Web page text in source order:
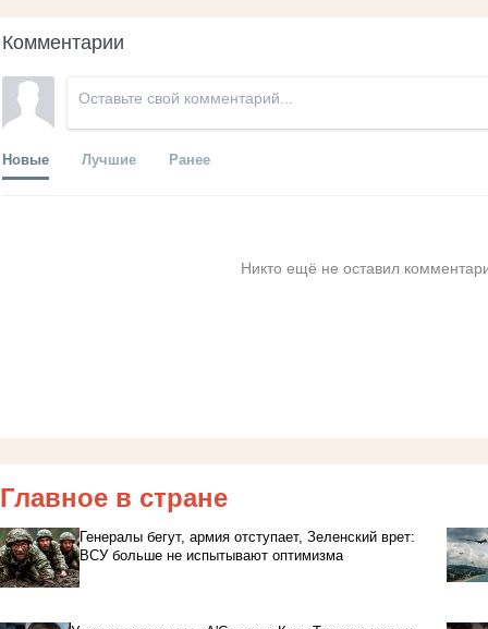
Комментарии
Новые Лучшие Ранее
Никто ещё не оставил
Главное в стране
Генералы бегут, армия отступает, Зеленский врет:
ВСУ больше не испытывают оптимизма